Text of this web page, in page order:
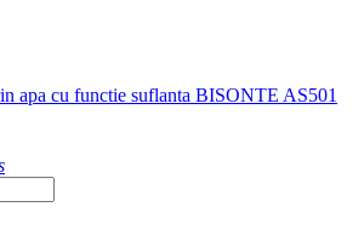
apa cu functie suflanta BISONTE AS501